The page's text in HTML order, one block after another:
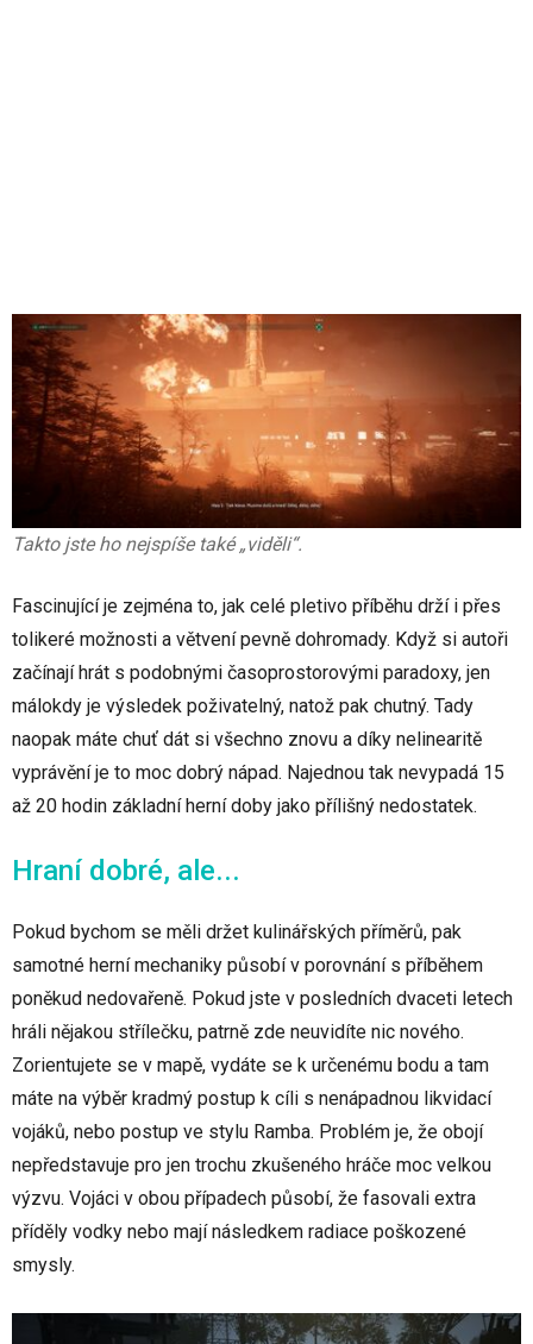
Takto jste ho nejspíše také „viděli“.
Fascinující je zejména to, jak celé pletivo příběhu drží i přes
tolikeré možnosti a větvení pevně dohromady. Když si autoři
začínají hrát s podobnými časoprostorovými paradoxy, jen
málokdy je výsledek poživatelný, natož pak chutný. Tady
naopak máte chuť dát si všechno znovu a díky nelinearitě
vyprávění je to moc dobrý nápad. Najednou tak nevypadá 15
až 20 hodin základní herní doby jako přílišný nedostatek.
Hraní dobré, ale...
Pokud bychom se měli držet kulinářských příměrů, pak
samotné herní mechaniky působí v porovnání s příběhem
poněkud nedovařeně. Pokud jste v posledních dvaceti letech
hráli nějakou střílečku, patrně zde neuvidíte nic nového.
Zorientujete se v mapě, vydáte se k určenému bodu a tam
máte na výběr kradmý postup k cíli s nenápadnou likvidací
vojáků, nebo postup ve stylu Ramba. Problém je, že obojí
nepředstavuje pro jen trochu zkušeného hráče moc velkou
výzvu. Vojáci v obou případech působí, že fasovali extra
příděly vodky nebo mají následkem radiace poškozené
smysly.